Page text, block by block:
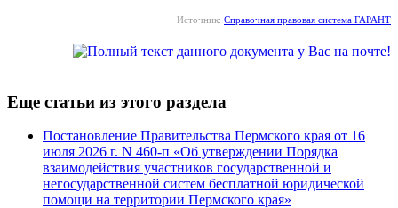
Источник: Справочная правовая система ГАРАНТ
Еще статьи из этого раздела
Постановление Правительства Пермского края от 16
июля 2026 г. N 460-п «Об утверждении Порядка
взаимодействия участников государственной и
негосударственной систем бесплатной юридической
помощи на территории Пермского края»